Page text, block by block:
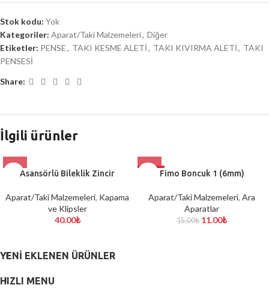
Stok kodu: Yok
Kategoriler: Aparat/Taki Malzemeleri, Diğer
Etiketler: PENSE, TAKI KESME ALETİ, TAKI KIVIRMA ALETİ, TAKI
PENSESİ
Share:
İlgili ürünler
Asansörlü Bileklik Zincir
Aparat/Taki Malzemeleri, Kapama
ve Klipsler
40.00₺
Fimo Boncuk 1 (6mm)
Aparat/Taki Malzemeleri, Ara
Aparatlar
15.00₺ 11.00₺
YENI EKLENEN ÜRÜNLER
HIZLI MENU